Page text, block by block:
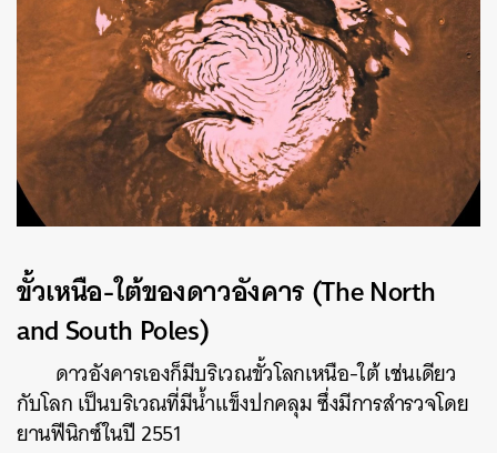
ขั้วเหนือ-ใต้ของดาวอังคาร (The North
and South Poles)
ดาวอังคารเองก็มีบริเวณขั้วโลกเหนือ-ใต้ เช่นเดียว
กับโลก เป็นบริเวณที่มีน้ำแข็งปกคลุม ซึ่งมีการสำรวจโดย
ยานฟีนิกซ์ในปี 2551